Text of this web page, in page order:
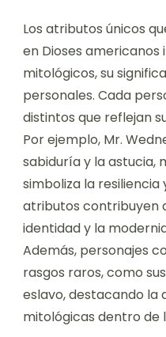
Los atributos únicos
en Dioses americanos
mitológicos, su
personales. Cada
distintos que reflejan
Por ejemplo, Mr.
sabiduría y la astucia,
simboliza la
atributos contribuyen
identidad y la
Además, personajes
rasgos raros, como
eslavo, destacando la
mitológicas dentro de